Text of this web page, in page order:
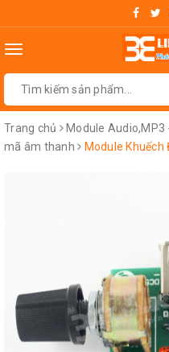
Toggle
Trang chủ
Module Audio,MP3
mã âm thanh
Module